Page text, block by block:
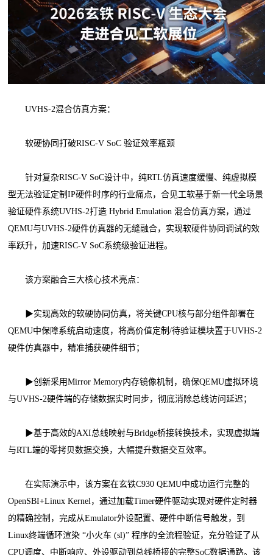
UVHS-2混合仿真方案：
软硬协同打破RISC-V SoC 验证效率瓶颈
针对复杂RISC-V SoC设计中，纯RTL仿真速度缓慢、纯虚拟模
型无法验证定制IP硬件时序的行业痛点，合见工软基于新一代全场景
验证硬件系统UVHS-2打造 Hybrid Emulation 混合仿真方案，通过
QEMU与UVHS-2硬件仿真器的无缝融合，实现软硬件协同调试的效
率跃升，加速RISC-V SoC系统级验证进程。
该方案融合三大核心技术亮点：
▶实现高效的软硬协同仿真，将关键CPU核与部分组件部署在
QEMU中保障系统启动速度，将高价值定制/待验证模块置于UVHS-2
硬件仿真器中，精准捕获硬件细节；
▶创新采用Mirror Memory内存镜像机制，确保QEMU虚拟环境
与UVHS-2硬件端的存储数据实时同步，彻底消除总线访问延迟；
▶基于高效的AXI总线映射与Bridge桥接转换技术，实现虚拟端
与RTL端的零拷贝数据交换，大幅提升数据交互效率。
在实际演示中，该方案在玄铁C930 QEMU中成功运行完整的
OpenSBI+Linux Kernel，通过加载Timer硬件驱动实现对硬件定时器
的精确控制，完成从Emulator外设配置、硬件中断信号触发，到
Linux终端循环渲染 “小火车 (sl)” 程序的全流程验证，充分验证了从
CPU调度、中断响应、外设驱动到总线桥接的完整SoC数据通路。该